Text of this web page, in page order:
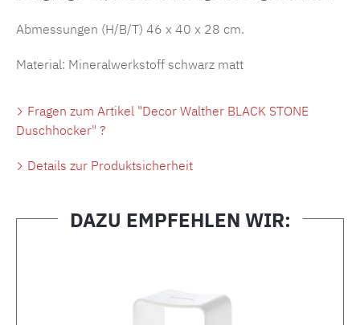
Abmessungen (H/B/T) 46 x 40 x 28 cm.
Material: Mineralwerkstoff schwarz matt
Fragen zum Artikel "Decor Walther BLACK STONE
Duschhocker" ?
Details zur Produktsicherheit
DAZU EMPFEHLEN WIR: